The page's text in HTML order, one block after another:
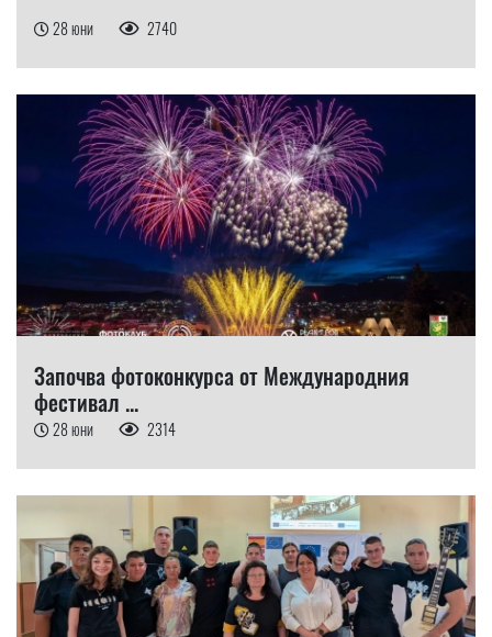
28 юни 2740
Започва фотоконкурса от Международния
фестивал ...
28 юни 2314